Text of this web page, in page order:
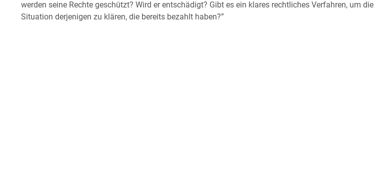
werden seine Rechte geschützt? Wird er entschädigt? Gibt es ein klares rechtliches Verfahren, um die
Situation derjenigen zu klären, die bereits bezahlt haben?”